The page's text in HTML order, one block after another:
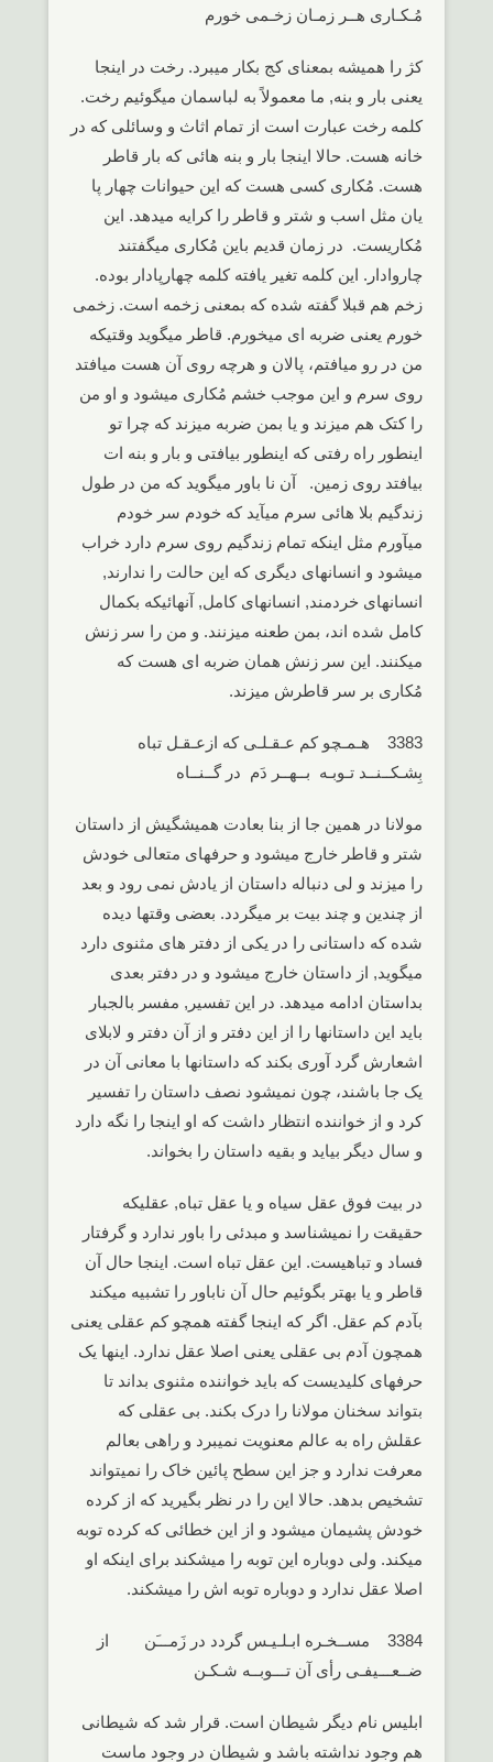
مُـکـاری هــر زمـان زخـمی خورم
کژ را همیشه بمعنای کج بکار میبرد. رخت در اینجا
یعنی بار و بنه, ما معمولاً به لباسمان میگوئیم رخت.
کلمه رخت عبارت است از تمام اثاث و وسائلی که در
خانه هست. حالا اینجا بار و بنه هائی که بار قاطر
هست. مُکاری کسی هست که این حیوانات چهار پا
یان مثل اسب و شتر و قاطر را کرایه میدهد. این
مُکاریست. در زمان قدیم باین مُکاری میگفتند
چاروادار. این کلمه تغیر یافته کلمه چهارپادار بوده.
زخم هم قبلا گفته شده که بمعنی زخمه است. زخمی
خورم یعنی ضربه ای میخورم. قاطر میگوید وقتیکه
من در رو میافتم، پالان و هرچه روی آن هست میافتد
روی سرم و این موجب خشم مُکاری میشود و او من
را کتک هم میزند و یا بمن ضربه میزند که چرا تو
اینطور راه رفتی که اینطور بیافتی و بار و بنه ات
بیافتد روی زمین. آن نا باور میگوید که من در طول
زندگیم بلا هائی سرم میآید که خودم سر خودم
میآورم مثل اینکه تمام زندگیم روی سرم دارد خراب
میشود و انسانهای دیگری که این حالت را ندارند,
انسانهای خردمند, انسانهای کامل, آنهائیکه بکمال
کامل شده اند، بمن طعنه میزنند. و من را سر زنش
میکنند. این سر زنش همان ضربه ای هست که
مُکاری بر سر قاطرش میزند.
3383 هـمـچو کم عـقـلـی که ازعـقـل تباه
بِشـکــنــد تـوبـه بــهــر دَم در گــنــاه
مولانا در همین جا از بنا بعادت همیشگیش از داستان
شتر و قاطر خارج میشود و حرفهای متعالی خودش
را میزند و لی دنباله داستان از یادش نمی رود و بعد
از چندین و چند بیت بر میگردد. بعضی وقتها دیده
شده که داستانی را در یکی از دفتر های مثنوی دارد
میگوید, از داستان خارج میشود و در دفتر بعدی
بداستان ادامه میدهد. در این تفسیر, مفسر بالجبار
باید این داستانها را از این دفتر و از آن دفتر و لابلای
اشعارش گرد آوری بکند که داستانها با معانی آن در
یک جا باشند، چون نمیشود نصف داستان را تفسیر
کرد و از خواننده انتظار داشت که او اینجا را نگه دارد
و سال دیگر بیاید و بقیه داستان را بخواند.
در بیت فوق عقل سیاه و یا عقل تباه, عقلیکه
حقیقت را نمیشناسد و مبدئی را باور ندارد و گرفتار
فساد و تباهیست. این عقل تباه است. اینجا حال آن
قاطر و یا بهتر بگوئیم حال آن ناباور را تشبیه میکند
بآدم کم عقل. اگر که اینجا گفته همچو کم عقلی یعنی
همچون آدم بی عقلی یعنی اصلا عقل ندارد. اینها یک
حرفهای کلیدیست که باید خواننده مثنوی بداند تا
بتواند سخنان مولانا را درک بکند. بی عقلی که
عقلش راه به عالم معنویت نمیبرد و راهی بعالم
معرفت ندارد و جز این سطح پائین خاک را نمیتواند
تشخیص بدهد. حالا این را در نظر بگیرید که از کرده
خودش پشیمان میشود و از این خطائی که کرده توبه
میکند. ولی دوباره این توبه را میشکند برای اینکه او
اصلا عقل ندارد و دوباره توبه اش را میشکند.
3384 مســخـره ابـلـیـس گردد در زَمـــَن از
ضــعـــیفـی رأی آن تـــوبــه شـکـن
ابلیس نام دیگر شیطان است. قرار شد که شیطانی
هم وجود نداشته باشد و شیطان در وجود ماست